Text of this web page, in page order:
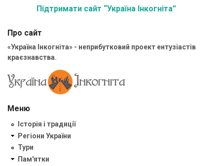
Підтримати сайт “Україна Інкогніта”
Про сайт
«Україна Інкогніта» - неприбутковий проект ентузіастів
краєзнавства.
Меню
Історія і традиції
Регіони України
Тури
Пам'ятки